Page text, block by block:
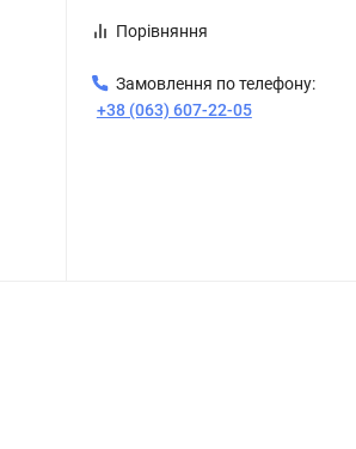
Порівняння
Замовлення по телефону:
+38 (063) 607-22-05